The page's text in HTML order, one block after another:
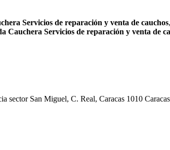
Servicios de reparación y venta de cauchos,
Cauchera Servicios de reparación y venta de
sector San Miguel, C. Real, Caracas 1010